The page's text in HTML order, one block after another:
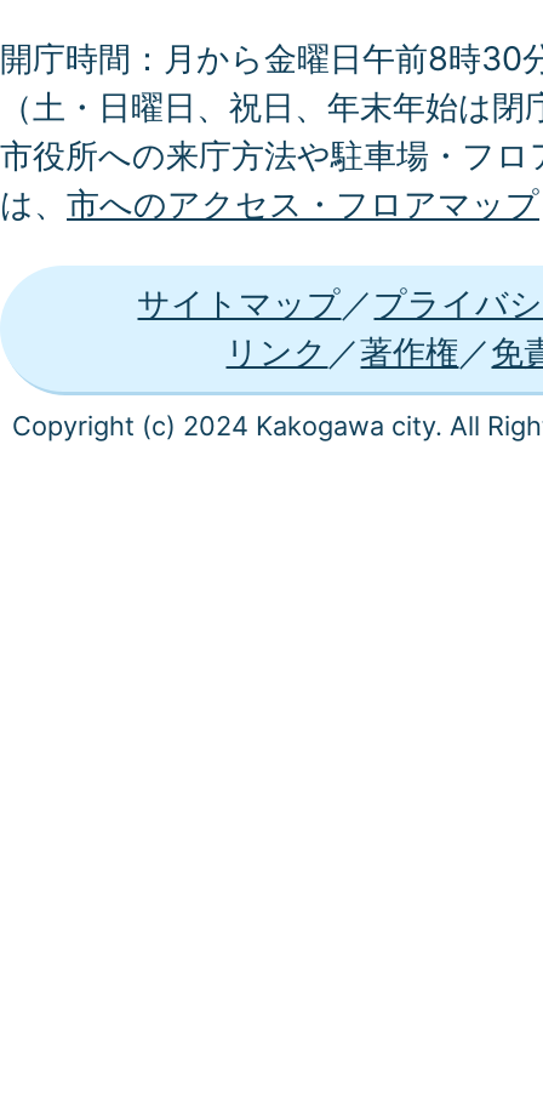
開庁時間：月から金曜日午前8時30
（土・日曜日、祝日、年末年始は閉
市役所への来庁方法や駐車場・フ
は、 市へのアクセス・フロアマップ
サイトマップ
プライバ
リンク
著作権 免
Copyright (c) 2024 Kakogawa city. All